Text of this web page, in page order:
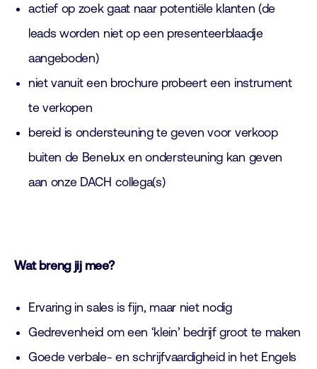
actief op zoek gaat naar potentiële klanten (de
leads worden niet op een presenteerblaadje
aangeboden)
niet vanuit een brochure probeert een instrument
te verkopen
bereid is ondersteuning te geven voor verkoop
buiten de Benelux en ondersteuning kan geven
aan onze DACH collega(s)
Wat breng jij mee?
Ervaring in sales is fijn, maar niet nodig
Gedrevenheid om een ‘klein’ bedrijf groot te maken
Goede verbale- en schrijfvaardigheid in het Engels